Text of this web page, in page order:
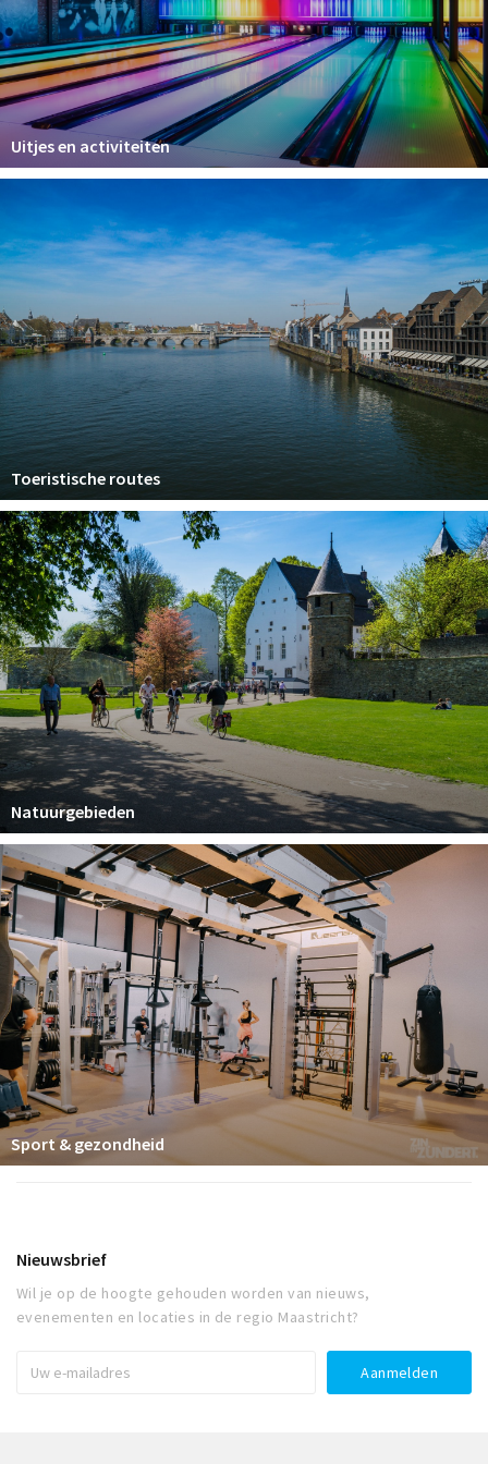
Uitjes en activiteiten
Toeristische routes
Natuurgebieden
Sport & gezondheid
Nieuwsbrief
Wil je op de hoogte gehouden worden van nieuws,
evenementen en locaties in de regio Maastricht?